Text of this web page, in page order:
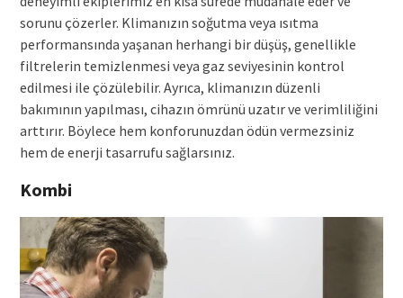
sorunu çözerler. Klimanızın soğutma veya ısıtma
performansında yaşanan herhangi bir düşüş, genellikle
filtrelerin temizlenmesi veya gaz seviyesinin kontrol
edilmesi ile çözülebilir. Ayrıca, klimanızın düzenli
bakımının yapılması, cihazın ömrünü uzatır ve verimliliğini
arttırır. Böylece hem konforunuzdan ödün vermezsiniz
hem de enerji tasarrufu sağlarsınız.
Kombi